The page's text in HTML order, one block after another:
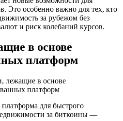
Это особенно важно для тех, кто
за рубежом без
и риск колебаний курсов.
в основе
платформ
для быстрого
за биткоины —